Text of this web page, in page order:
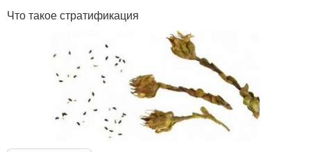
Что такое стратификация